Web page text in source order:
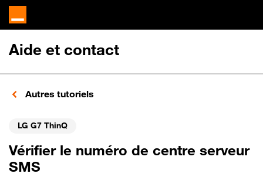
Aide et contact
Autres tutoriels
LG G7 ThinQ
Vérifier le numéro de centre serveur
SMS